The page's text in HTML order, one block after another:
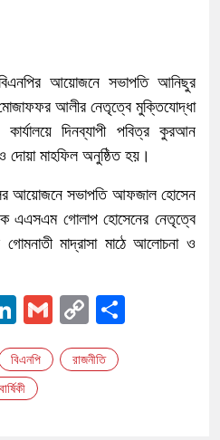
আয়োজনে সভাপতি আনিছুর
আলীর নেতৃত্বে মুক্তিযোদ্ধা
দিনব্যাপী পবিত্র কুরআন
দোয়া মাহফিল অনুষ্ঠিত হয়।
আয়োজনে সভাপতি আফজাল হোসেন
এএসএম গোলাপ হোসেনের নেতৃত্বে
মাদ্রাসা মাঠে আলোচনা ও
LinkedIn
GmailCopy
Link
বিএনপি রাজনীতি